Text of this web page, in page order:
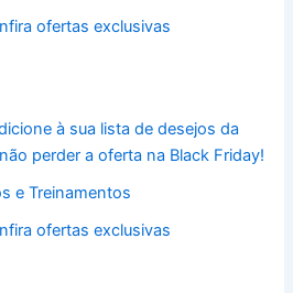
ofertas exclusivas
à sua lista de desejos da
perder a oferta na Black Friday!
e Treinamentos
ofertas exclusivas